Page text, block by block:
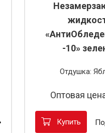
-10»
Отдушка:
Оптовая
Купить